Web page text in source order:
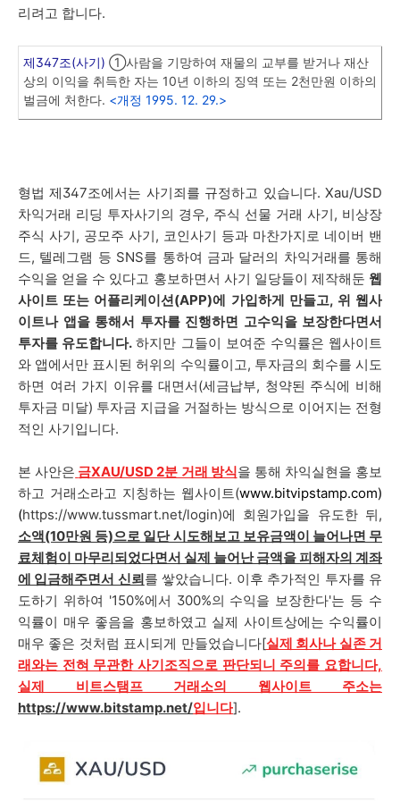
리려고 합니다.
제347조(사기) ①사람을 기망하여 재물의 교부를 받거나 재산
상의 이익을 취득한 자는 10년 이하의 징역 또는 2천만원 이하의
벌금에 처한다. <개정 1995. 12. 29.>
형법 제347조에서는 사기죄를 규정하고 있습니다. Xau/USD
차익거래 리딩 투자사기의 경우, 주식 선물 거래 사기, 비상장
주식 사기, 공모주 사기, 코인사기 등과 마찬가지로 네이버 밴
드, 텔레그램 등 SNS를 통하여 금과 달러의 차익거래를 통해
수익을 얻을 수 있다고 홍보하면서 사기 일당들이 제작해둔 웹
사이트 또는 어플리케이션(APP)에 가입하게 만들고, 위 웹사
이트나 앱을 통해서 투자를 진행하면 고수익을 보장한다면서
투자를 유도합니다. 하지만 그들이 보여준 수익률은 웹사이트
와 앱에서만 표시된 허위의 수익률이고, 투자금의 회수를 시도
하면 여러 가지 이유를 대면서(세금납부, 청약된 주식에 비해
투자금 미달) 투자금 지급을 거절하는 방식으로 이어지는 전형
적인 사기입니다.
본 사안은 금XAU/USD 2분 거래 방식을 통해 차익실현을 홍보
하고 거래소라고 지칭하는 웹사이트(www.bitvipstamp.com)
(https://www.tussmart.net/login)에 회원가입을 유도한 뒤,
소액(10만원 등)으로 일단 시도해보고 보유금액이 늘어나면 무
료체험이 마무리되었다면서 실제 늘어난 금액을 피해자의 계좌
에 입금해주면서 신뢰를 쌓았습니다. 이후 추가적인 투자를 유
도하기 위하여 '150%에서 300%의 수익을 보장한다'는 등 수
익률이 매우 좋음을 홍보하였고 실제 사이트상에는 수익률이
매우 좋은 것처럼 표시되게 만들었습니다[실제 회사나 실존 거
래와는 전혀 무관한 사기조직으로 판단되니 주의를 요합니다,
실제 비트스탬프 거래소의 웹사이트 주소는
https://www.bitstamp.net/입니다].